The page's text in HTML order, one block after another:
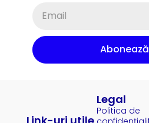
Legal
Politica de